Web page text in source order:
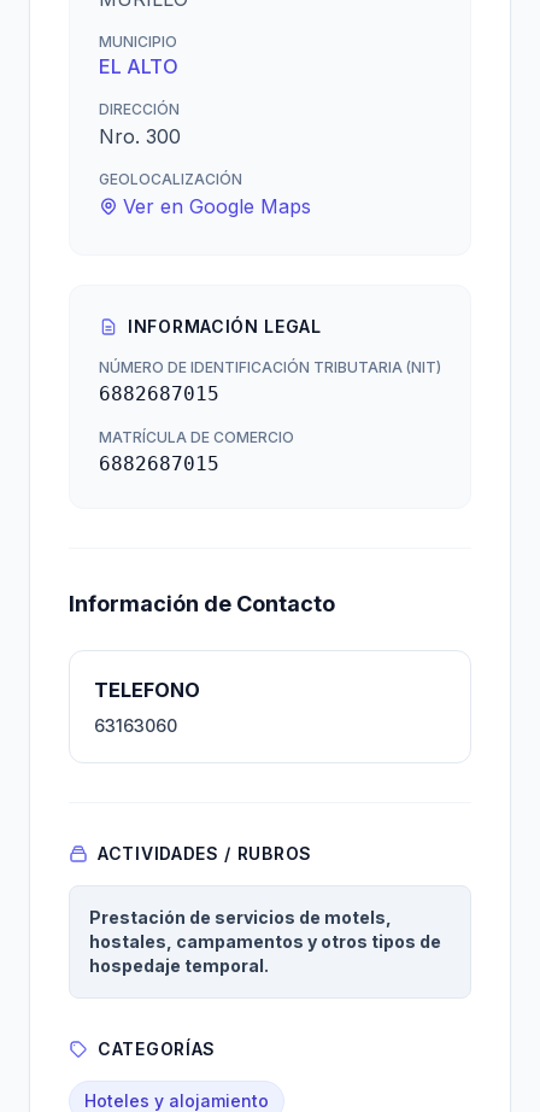
MUNICIPIO
EL ALTO
DIRECCIÓN
Nro. 300
GEOLOCALIZACIÓN
Ver en Google Maps
INFORMACIÓN LEGAL
NÚMERO DE IDENTIFICACIÓN TRIBUTARIA (NIT)
6882687015
MATRÍCULA DE COMERCIO
6882687015
Información de Contacto
TELEFONO
63163060
ACTIVIDADES / RUBROS
Prestación de servicios de motels,
hostales, campamentos y otros tipos de
hospedaje temporal.
CATEGORÍAS
Hoteles y alojamiento